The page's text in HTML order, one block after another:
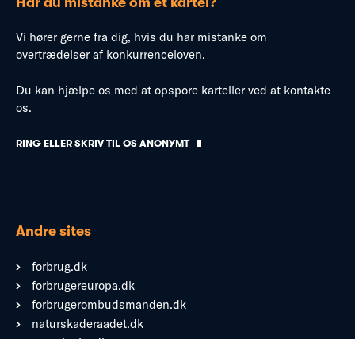
Vi hører gerne fra dig, hvis du har mistanke om
overtrædelser af konkurrenceloven.
Du kan hjælpe os med at opspore karteller ved at kontakte
os.
RING ELLER SKRIV TIL OS ANONYMT
Andre sites
forbrug.dk
forbrugereuropa.dk
forbrugerombudsmanden.dk
naturskaderaadet.dk